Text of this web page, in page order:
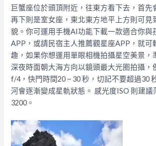
巨蟹座位於頭頂附近，往東方看下去，首先
再下則是室女座，東北東方地平上方則可見
貌。你可運用手機AI功能下載一款適合你與
APP，或請民宿主人推薦觀星座APP，就可
趣，如果你想運用單眼相機拍攝星空美景，
深夜時面朝大海方向以鏡頭最大光圈拍攝，
f/4，快門時間20 ~ 30 秒，切記不要超過30
河會逐漸變成星軌狀態。 感光度ISO 則建議
3200。